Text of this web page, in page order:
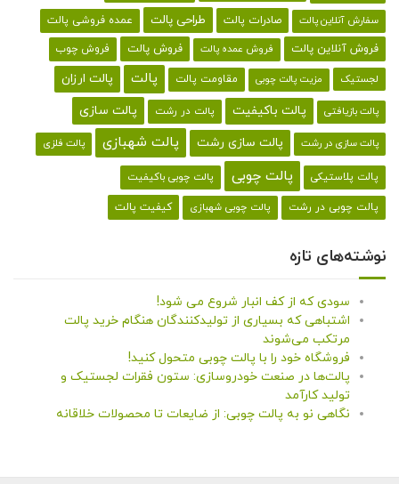
سفارش آنلاین پالت صادرات پالت طراحی پالت عمده فروشی پالت
فروش آنلاین پالت فروش عمده پالت فروش پالت فروش چوب
لجستیک مزیت پالت چوبی مقاومت پالت پالت پالت ارزان
پالت بازیافتی پالت باکیفیت پالت در رشت پالت سازی
پالت سازی در رشت پالت سازی رشت پالت شهبازی پالت فلزی
پالت پلاستیکی پالت چوبی پالت چوبی باکیفیت
پالت چوبی در رشت پالت چوبی شهبازی کیفیت پالت
نوشته‌های تازه
سودی که از کف انبار شروع می شود!
اشتباهی که بسیاری از تولیدکنندگان هنگام خرید پالت
مرتکب می‌شوند
فروشگاه خود را با پالت چوبی متحول کنید!
پالت‌ها در صنعت خودروسازی: ستون فقرات لجستیک و
تولید کارآمد
نگاهی نو به پالت چوبی: از ضایعات تا محصولات خلاقانه